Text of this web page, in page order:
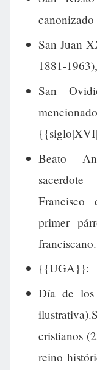
San Juan
1881-
San
Beato
primer
franciscano.
{{UGA}}:
Día de los
cristianos
reino